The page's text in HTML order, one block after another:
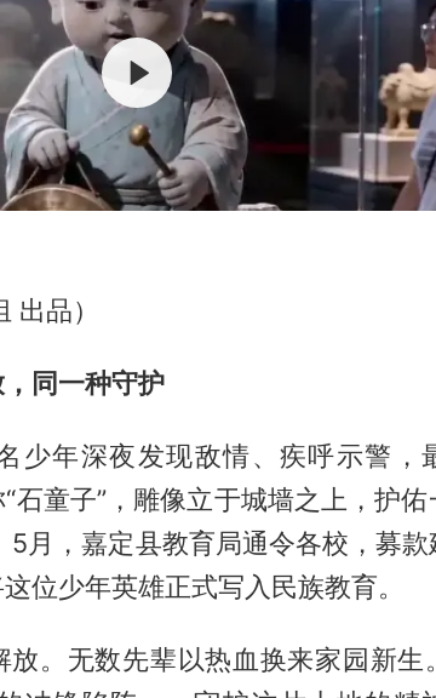
出品）
同一种守护
少年深夜发现敌情、疾呼示警，
童子”，雕像立于城墙之上，护佑
5月，嘉定县教育局通令各校，募款
位少年英雄正式写入民族教育。
。无数先辈以热血换来家园新生